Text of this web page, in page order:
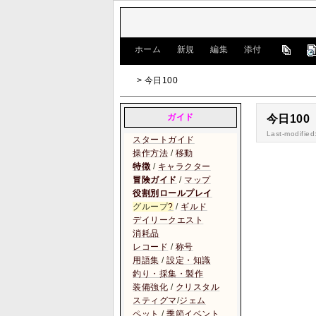
ホーム 新規 編集 添付
> 今日100
今日100
Last-
ガイド
スタートガイド
操作方法 / 移動
特徴 / キャラクター
冒険ガイド / マップ
役割別ロールプレイ
グループ? / ギルド
デイリークエスト
消耗品
レコード / 称号
用語集 /設定・知識
釣り・採集・製作
装備強化 / クリスタル
スティグマ/ジェム